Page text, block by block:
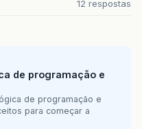
12 respostas
de programação e
de programação e
para começar a